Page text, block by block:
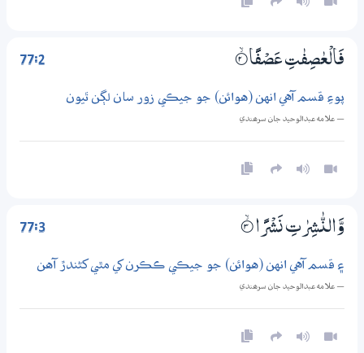
77:2 فَالْعٰصِفٰتِ عَصْفًا 2‏۝ۙ
پوءِ قسم آهي انهن (هوائن) جو جيڪي زور سان لڳن ٿيون
— علامه عبدالوحيد جان سرھندي
77:3 وَّالنّٰشِرٰتِ نَشْرًا 3‏۝ۙ
۽ قسم آهي انهن (هوائن) جو جيڪي ڪڪرن کي مٿي کڻندڙ آهن
— علامه عبدالوحيد جان سرھندي